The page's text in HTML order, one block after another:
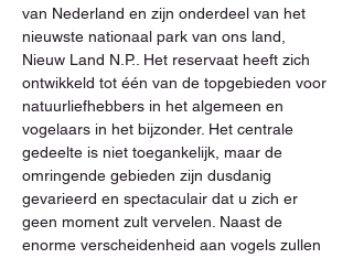
van Nederland en zijn onderdeel van het
nieuwste nationaal park van ons land,
Nieuw Land N.P.. Het reservaat heeft zich
ontwikkeld tot één van de topgebieden voor
natuurliefhebbers in het algemeen en
vogelaars in het bijzonder. Het centrale
gedeelte is niet toegankelijk, maar de
omringende gebieden zijn dusdanig
gevarieerd en spectaculair dat u zich er
geen moment zult vervelen. Naast de
enorme verscheidenheid aan vogels zullen